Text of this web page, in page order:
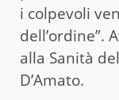
i colpevoli
dell’ordine”.
alla Sanità
D’Amato.